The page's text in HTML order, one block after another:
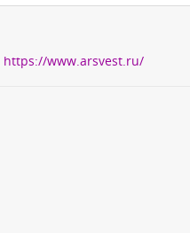
https://www.arsvest.ru/